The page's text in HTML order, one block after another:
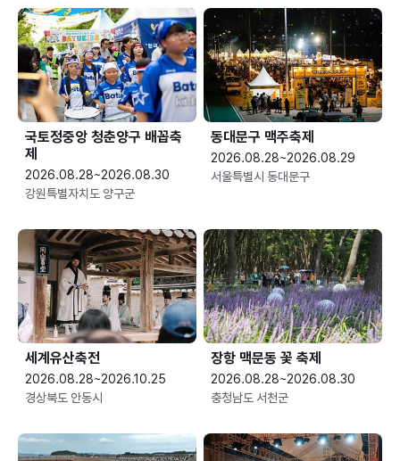
국토정중앙 청춘양구 배꼽축
제
2026.08.28~2026.08.30
강원특별자치도 양구군
동대문구 맥주축제
2026.08.28~2026.08.29
서울특별시 동대문구
세계유산축전
2026.08.28~2026.10.25
경상북도 안동시
장항 맥문동 꽃 축제
2026.08.28~2026.08.30
충청남도 서천군